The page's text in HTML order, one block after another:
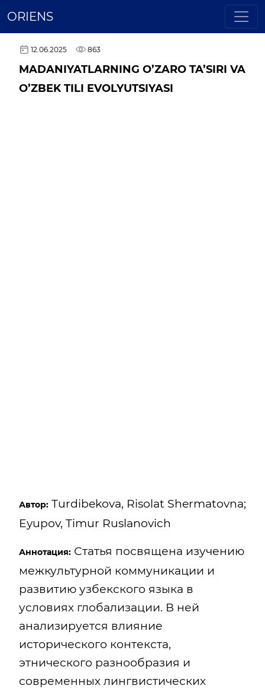
ORIENS
12.06.2025 863
MADANIYATLARNING O’ZARO TA’SIRI VA
O’ZBEK TILI EVOLYUTSIYASI
Автор: Turdibekova, Risolat Shermatovna;
Eyupov, Timur Ruslanovich
Аннотация: Статья посвящена изучению
межкультурной коммуникации и
развитию узбекского языка в
условиях глобализации. В ней
анализируется влияние
исторического контекста,
этнического разнообразия и
современных лингвистических